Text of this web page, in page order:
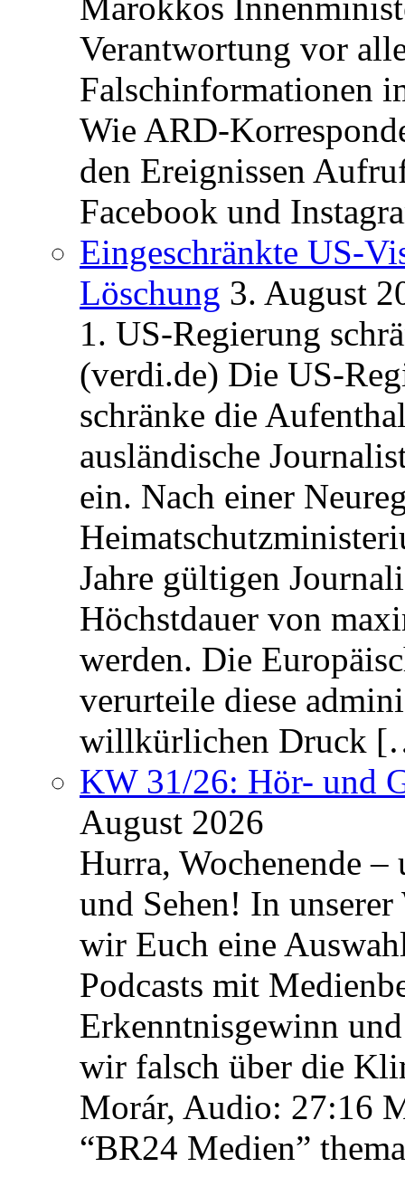
Marokkos
Verantwortung vor
Falschinformationen
Wie ARD-
den Ereignissen
Facebook und
Eingeschränkte US-
Löschung 3. August
1. US-Regierung
(verdi.de) Die US-
schränke die
ausländische
ein. Nach einer
Jahre gültigen
Höchstdauer von
werden. Die
verurteile diese
willkürlichen Druck
KW 31/26: Hör- und
August 2026
Hurra, Wochenende
und Sehen! In unserer
wir Euch eine
Podcasts mit
Erkenntnisgewinn
wir falsch über die
Morár, Audio: 27:16
“BR24 Medien”